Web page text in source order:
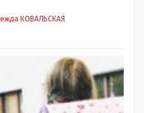
КОВАЛЬСКАЯ